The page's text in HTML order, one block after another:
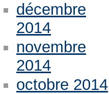
décembre
2014
novembre
2014
octobre 2014